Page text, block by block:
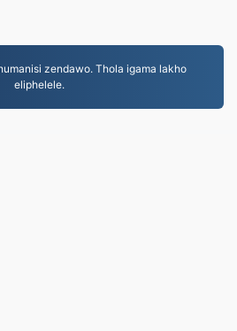
zendawo. Thola igama lakho
eliphelele.